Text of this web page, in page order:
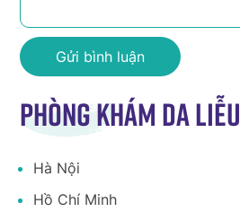
Phòng khám da liễu
Hà Nội
Hồ Chí Minh